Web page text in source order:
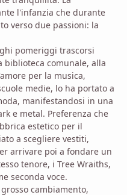
l'infanzia che durante
verso due passioni: la
pomeriggi trascorsi
biblioteca comunale, alla
per la musica,
medie, lo ha portato a
manifestandosi in una
e metal. Preferenza che
estetico per il
a scegliere vestiti,
arrivare poi a fondare un
tenore, i Tree Wraiths,
seconda voce.
cambiamento,